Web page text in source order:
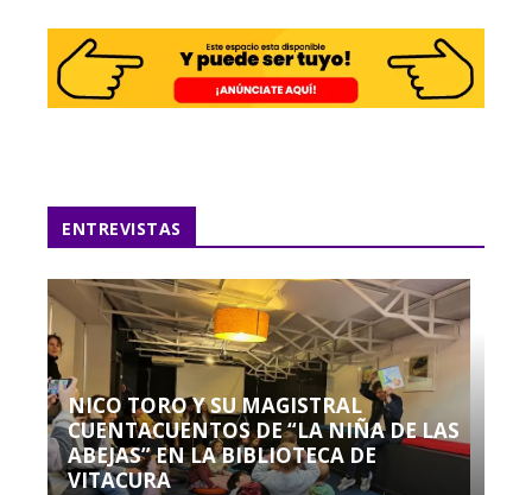
ENTREVISTAS
NICO TORO Y SU MAGISTRAL
CUENTACUENTOS DE “LA NIÑA DE LAS
ABEJAS” EN LA BIBLIOTECA DE
VITACURA